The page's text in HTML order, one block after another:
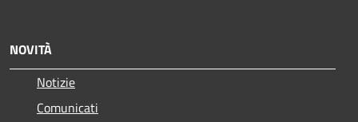
NOVITÀ
Notizie
Comunicati